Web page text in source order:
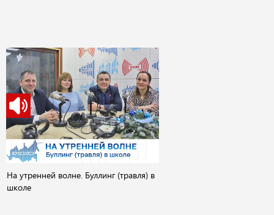
На утренней волне. Буллинг (травля) в
школе